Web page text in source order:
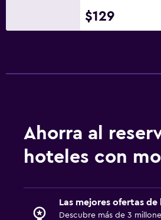
$129
Ahorra al
hoteles con
Las mejores ofertas
Descubre más de 3